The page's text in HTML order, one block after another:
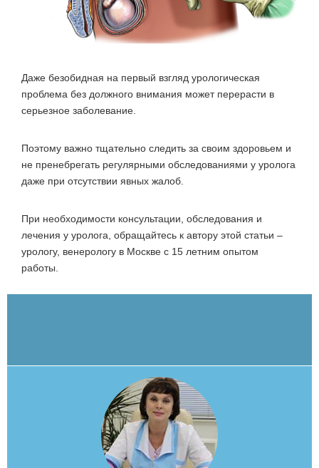
Даже безобидная на первый взгляд урологическая
проблема без должного внимания может перерасти в
серьезное заболевание.
Поэтому важно тщательно следить за своим здоровьем и
не пренебрегать регулярными обследованиями у уролога
даже при отсутствии явных жалоб.
При необходимости консультации, обследования и
лечения у уролога, обращайтесь к автору этой статьи –
урологу, венерологу в Москве с 15 летним опытом
работы.